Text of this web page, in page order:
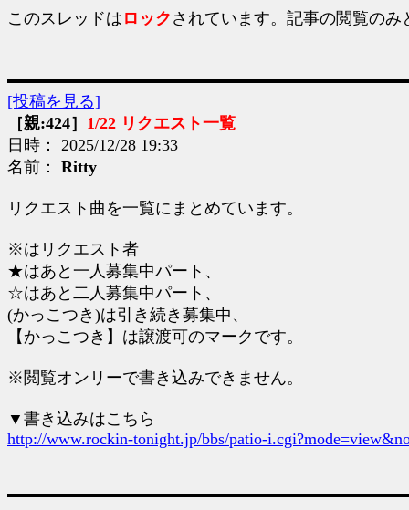
このスレッドは ロック されています。記事の閲覧のみ
[投稿を見る]
［親:424］ 1/22 リクエスト一覧
日時： 2025/12/28 19:33
名前： Ritty
リクエスト曲を一覧にまとめています。
※はリクエスト者
★はあと一人募集中パート、
☆はあと二人募集中パート、
(かっこつき)は引き続き募集中、
【かっこつき】は譲渡可のマークです。
※閲覧オンリーで書き込みできません。
▼書き込みはこちら
http://www.rockin-tonight.jp/bbs/patio-